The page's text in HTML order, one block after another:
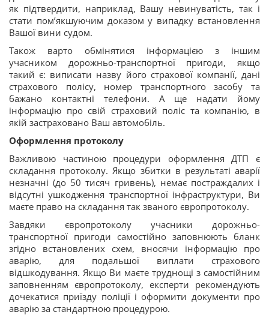
як підтвердити, наприклад, Вашу невинуватість, так і
стати пом’якшуючим доказом у випадку встановлення
Вашої вини судом.
Також варто обмінятися інформацією з іншим
учасником дорожньо-транспортної пригоди, якщо
такий є: виписати назву його страхової компанії, дані
страхового полісу, номер транспортного засобу та
бажано контактні телефони. А ще надати йому
інформацію про свій страховий поліс та компанію, в
якій застраховано Ваш автомобіль.
Оформлення протоколу
Важливою частиною процедури оформлення ДТП є
складання протоколу. Якщо збитки в результаті аварії
незначні (до 50 тисяч гривень), немає постраждалих і
відсутні ушкодження транспортної інфраструктури, Ви
маєте право на складання так званого європротоколу.
Завдяки європротоколу учасники дорожньо-
транспортної пригоди самостійно заповнюють бланк
згідно встановлених схем, вносячи інформацію про
аварію, для подальшої виплати страхового
відшкодування. Якщо Ви маєте труднощі з самостійним
заповненням європротоколу, експерти рекомендують
дочекатися приїзду поліції і оформити документи про
аварію за стандартною процедурою.